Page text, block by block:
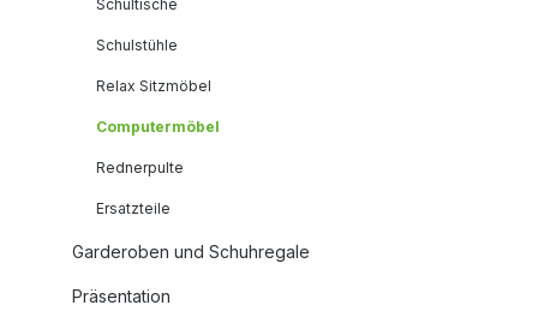
Schultische
Schulstühle
Relax Sitzmöbel
Computermöbel
Rednerpulte
Ersatzteile
Garderoben und Schuhregale
Präsentation